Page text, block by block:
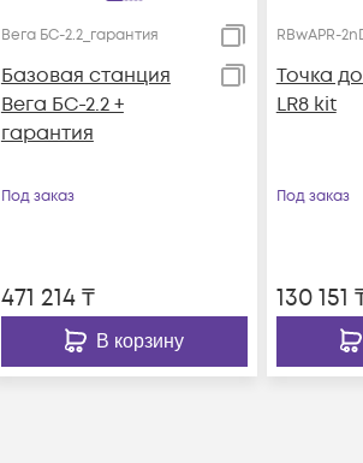
Вега БС-2.2_гарантия
Базовая станция
Вега БС-2.2 +
гарантия
Под заказ
471 214₸
В корзину
RBwAPR-
Точка
LR8 kit
Под заказ
130 151